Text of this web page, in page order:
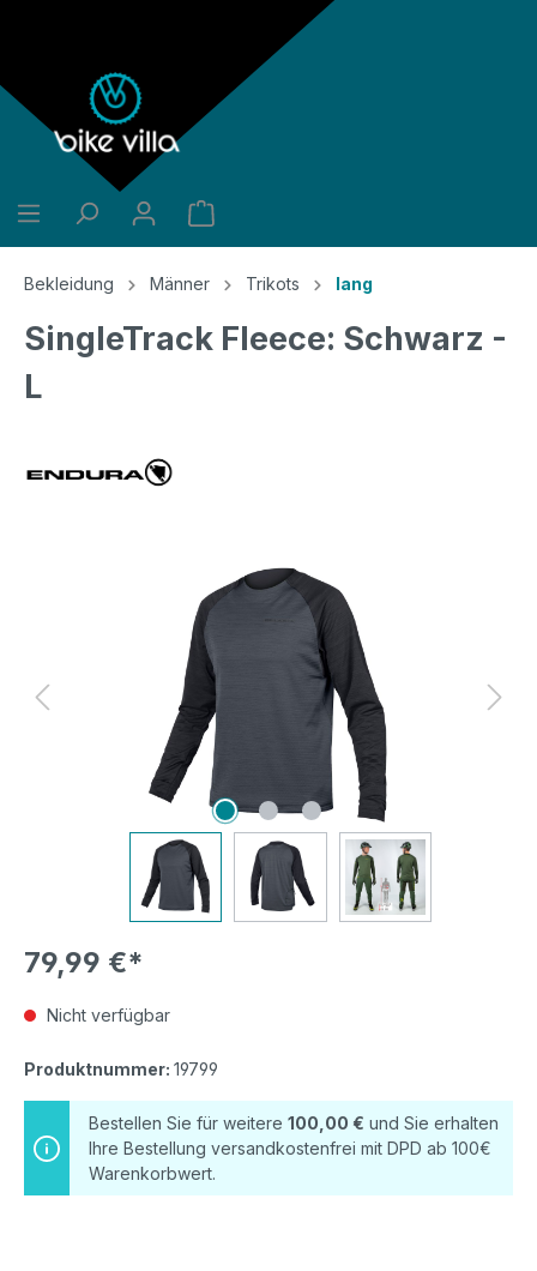
Bekleidung Männer Trikots lang
SingleTrack Fleece: Schwarz -
L
79,99 €*
Nicht verfügbar
Produktnummer: 19799
Bestellen Sie für weitere 100,00 € und Sie erhalten
Ihre Bestellung versandkostenfrei mit DPD ab 100€
Warenkorbwert.